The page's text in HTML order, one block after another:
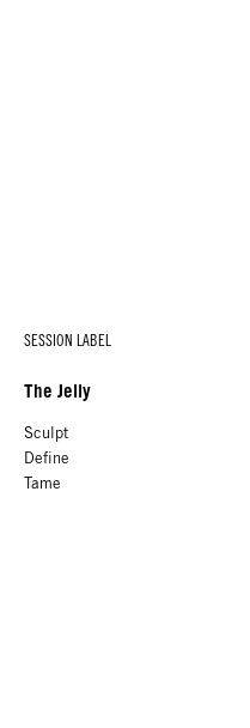
SESSION LABEL
The Jelly
Sculpt
Define
Tame